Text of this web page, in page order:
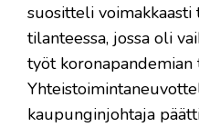
suositteli
tilanteessa, jossa oli
työt koronapandemian
kaupunginjohtaja